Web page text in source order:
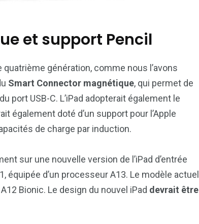
et support Pencil
génération, comme nous l’avons
Smart Connector magnétique, qui permet de
port USB-C. L’iPad adopterait également le
également doté d’un support pour l’Apple
de charge par induction.
sur une nouvelle version de l’iPad d’entrée
équipée d’un processeur A13. Le modèle actuel
Bionic. Le design du nouvel iPad devrait être